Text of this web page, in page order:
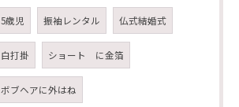
5歳児 振袖レンタル 仏式結婚式
白打掛 ショート に金箔
ボブヘアに外はね